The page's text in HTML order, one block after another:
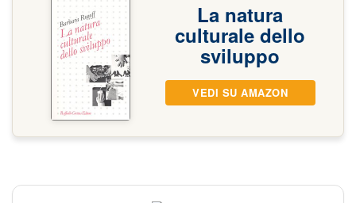
La natura
culturale dello
sviluppo
VEDI SU AMAZON